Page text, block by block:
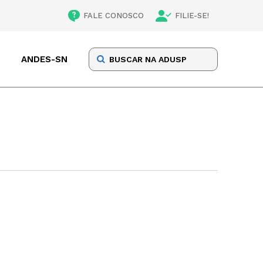
FALE CONOSCO FILIE-SE!
ANDES-SN